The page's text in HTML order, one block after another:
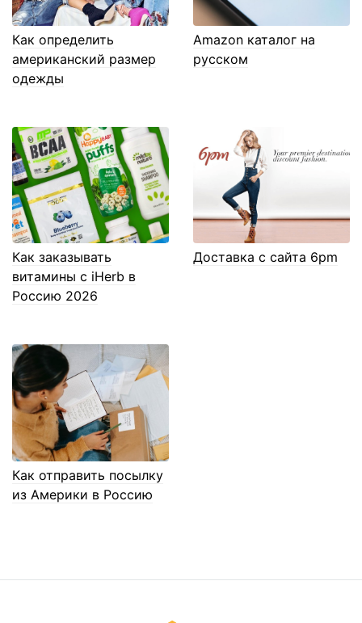
Как определить
американский размер
одежды
Amazon каталог на
русском
Как заказывать
витамины с iHerb в
Россию 2026
Доставка с сайта 6pm
Как отправить посылку
из Америки в Россию